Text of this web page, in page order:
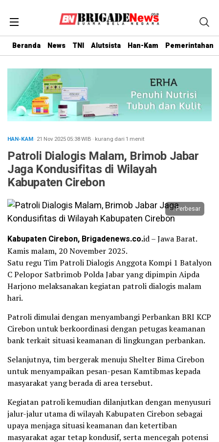
Beranda News TNI Alutsista Han-Kam Pemerintahan
HAN-KAM· 21 Nov 202505:38WIB · kurang dari 1 menit
Patroli Dialogis Malam, Brimob Jabar
Jaga Kondusifitas di Wilayah
Kabupaten Cirebon
Perbesar
Kabupaten Cirebon, Brigadenews.co.id – Jawa Barat.
Kamis malam, 20 November 2025.
Satu regu Tim Patroli Dialogis Anggota Kompi 1 Batalyon
C Pelopor Satbrimob Polda Jabar yang dipimpin Aipda
Harjono melaksanakan kegiatan patroli dialogis malam
hari.
Patroli dimulai dengan menyambangi Perbankan BRI KCP
Cirebon untuk berkoordinasi dengan petugas keamanan
bank terkait situasi keamanan di lingkungan perbankan.
Selanjutnya, tim bergerak menuju Shelter Bima Cirebon
untuk menyampaikan pesan-pesan Kamtibmas kepada
masyarakat yang berada di area tersebut.
Kegiatan patroli kemudian dilanjutkan dengan menyusuri
jalur-jalur utama di wilayah Kabupaten Cirebon sebagai
upaya menjaga situasi keamanan dan ketertiban
masyarakat agar tetap kondusif, serta mencegah potensi